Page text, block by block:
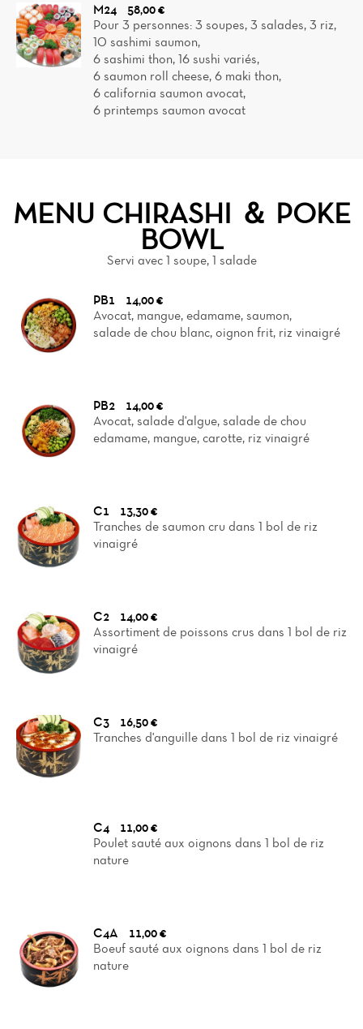
M24
58,00 €
Pour 3 personnes: 3 soupes, 3 salades, 3 riz,
10 sashimi saumon,
6 sashimi thon, 16 sushi variés,
6 saumon roll cheese, 6 maki thon,
6 california saumon avocat,
6 printemps saumon avocat
MENU CHIRASHI ＆ POKE
BOWL
Servi avec 1 soupe, 1 salade
PB1
14,00 €
Avocat, mangue, edamame, saumon,
salade de chou blanc, oignon frit, riz vinaigré
PB2
14,00 €
Avocat, salade d'algue, salade de chou
edamame, mangue, carotte, riz vinaigré
C1
13,30 €
Tranches de saumon cru dans 1 bol de riz
vinaigré
C2
14,00 €
Assortiment de poissons crus dans 1 bol de riz
vinaigré
C3
16,50 €
Tranches d'anguille dans 1 bol de riz vinaigré
C4
11,00 €
Poulet sauté aux oignons dans 1 bol de riz
nature
C4A
11,00 €
Boeuf sauté aux oignons dans 1 bol de riz
nature